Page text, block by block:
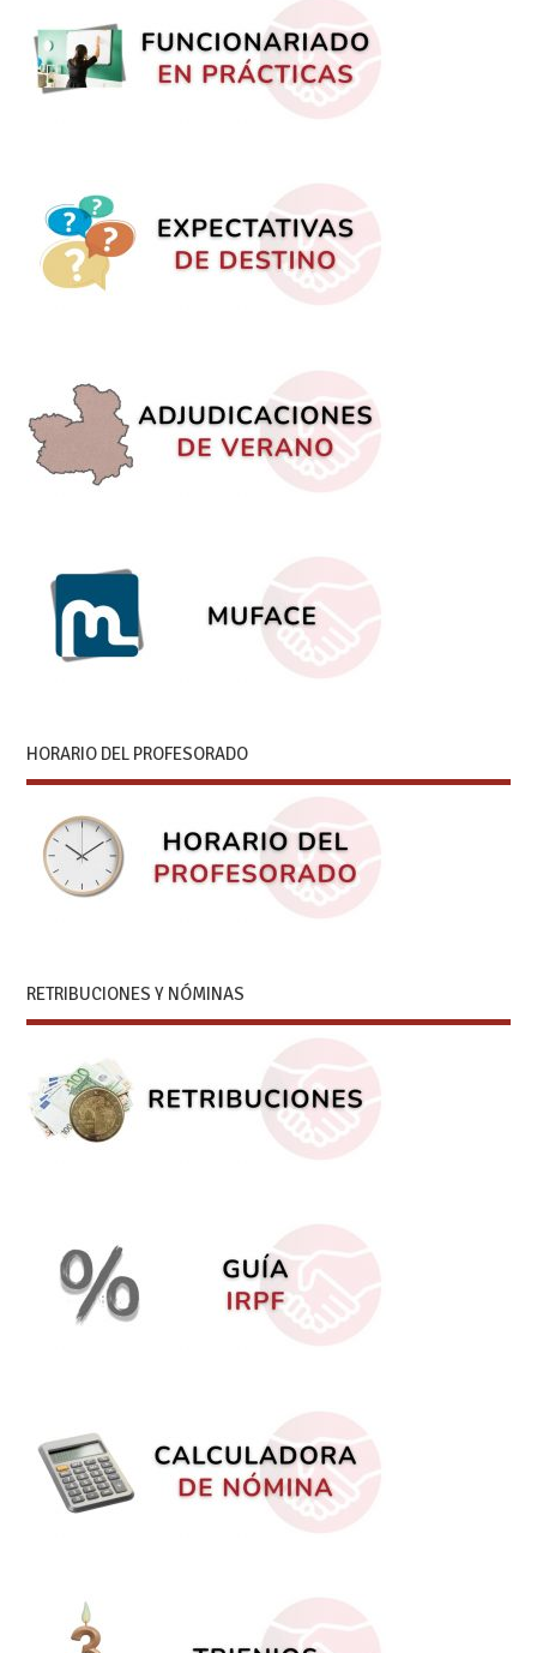
HORARIO DEL PROFESORADO
RETRIBUCIONES Y NÓMINAS